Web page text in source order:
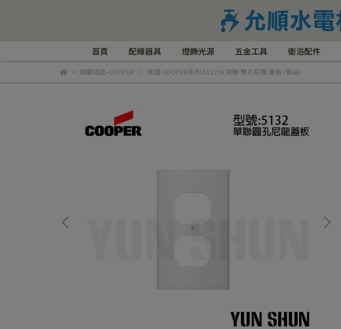
首頁 配線器具 燈飾光源 五金工具 衛浴配件
開關插座-COOPER 美國 COOPER系列 5132 W 單聯 雙孔尼龍 蓋板 (單品)